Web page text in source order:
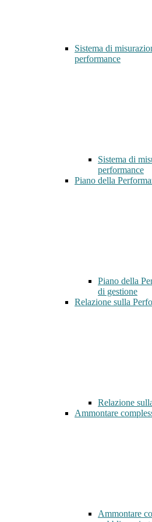
Sistema di
performance
Sistema di
performance
Piano della
Piano della
di gestione
Relazione sulla
Relazione
Ammontare
Ammontare